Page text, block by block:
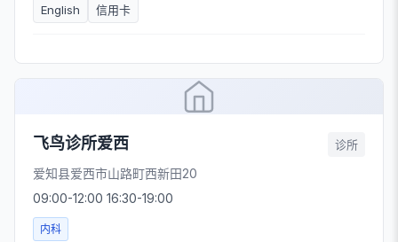
English 信用卡
飞鸟诊所爱西 诊所
爱知县爱西市山路町西新田20
09:00-12:00 16:30-19:00
内科